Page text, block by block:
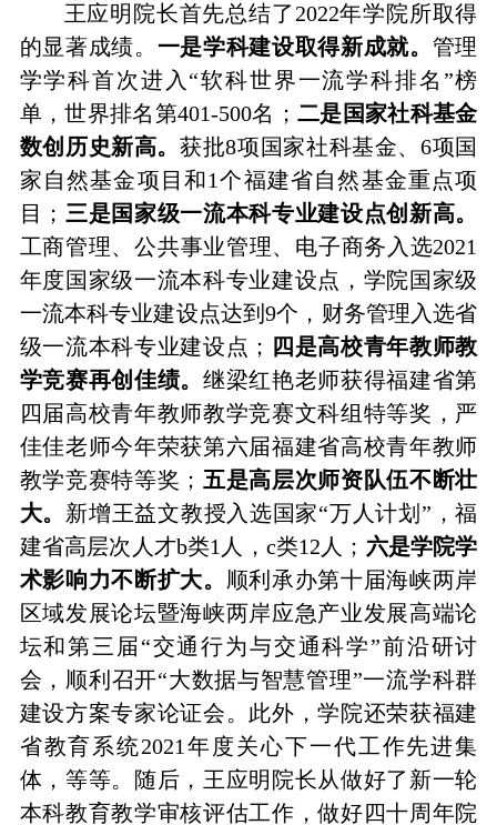
王应明院长首先总结了 2022年学院所取得
的显著成绩。 一是学科建设取得新成就。 管理
学学科首次进入 “软科世界一流学科排名”榜
单，世界排名第401-500名 ； 二是国家社科基金
数创历史新高。获批8项 国家社科基金、6项国
家自然基金项目和1个福建省自然基金重点项
目； 三是国家级一流本科专业建设点创新高。
工商管理、公共事业管理、电子商务入选2021
年度国家级一流本科专业建设点， 学院国家级
一流本科专业建设点达到9个 ， 财务管理入选省
级一流本科专业建设点； 四是高校青年教师教
学竞赛再创佳绩。 继梁红艳老师获得福建省第
四届高校青年教师教学竞赛文科组特等奖，严
佳佳老师今年荣获第六届福建省高校青年教师
教学竞赛特等奖； 五是高层次师资队伍不断壮
大。 新增王益文教授入选国家“万人计划”，福
建省高层次人才b类1人，c类12 人； 六是学院学
术影响力不断扩大。 顺利承办第十届海峡两岸
区域发展论坛暨海峡两岸应急产业发展高端论
坛和第三届“交通行为与交通科学”前沿研讨
会 ，顺利召开“大数据与智慧管理”一流学科群
建设方案专家论证会。 此外，学院还荣获福建
省教育系统2021年度关心下一代工作先进集
体 ， 等等。随后，王应明院长从做好了新一轮
本科教育教学审核评估工作，做好四十周年院